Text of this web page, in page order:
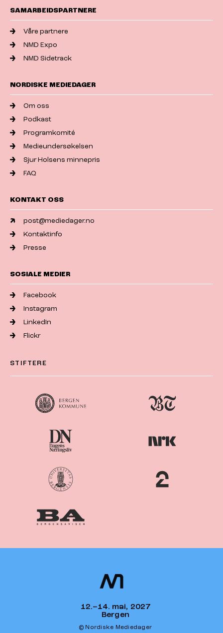
SAMARBEIDSPARTNERE
Våre partnere
NMD Expo
NMD Sidetrack
NORDISKE MEDIEDAGER
Om oss
Podkast
Programkomité
Medieundersøkelsen
Sjur Holsens minnepris
FAQ
KONTAKT OSS
post@mediedager.no
Kontaktinfo
Presse
SOSIALE MEDIER
Facebook
Instagram
LinkedIn
Flickr
STIFTERE
12.–14. mai, 2027
Bergen
© Nordiske Mediedager